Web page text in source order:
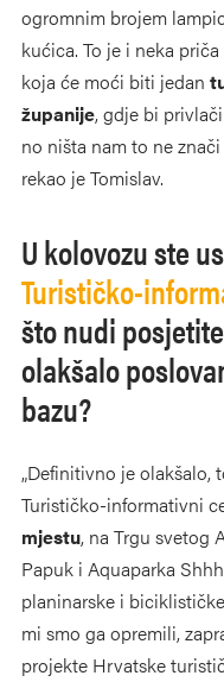
ogromnim brojem
kućica. To je i neka
koja će moći biti jedan
županije, gdje bi
no ništa nam to ne
rekao je Tomislav.
U kolovozu ste
Turističko-
što nudi
olakšalo
bazu?
„Definitivno je olakšalo,
Turističko-informativni
mjestu, na Trgu svetog
Papuk i Aquaparka
planinarske i
mi smo ga opremili,
projekte Hrvatske